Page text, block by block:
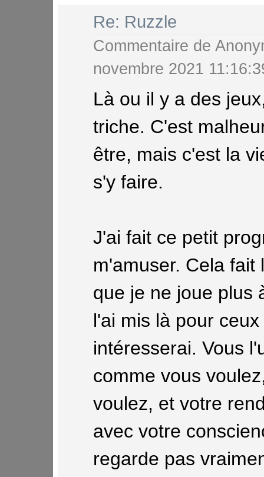
Re: Ruzzle
Commentaire de
novembre 2021
Là ou il y a des
triche. C'est
être, mais c'est la
s'y faire.
J'ai fait ce petit
m'amuser. Cela fait
que je ne joue plus
l'ai mis là pour
intéresserai. Vous
comme vous
voulez, et votre
avec votre
regarde pas